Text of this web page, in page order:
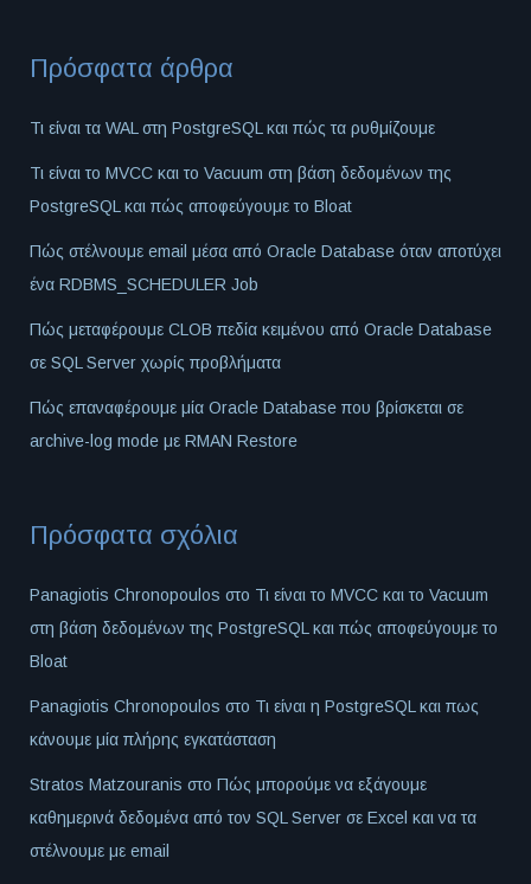
Πρόσφατα άρθρα
Τι είναι τα WAL στη PostgreSQL και πώς τα ρυθμίζουμε
Τι είναι το MVCC και το Vacuum στη βάση δεδομένων της
PostgreSQL και πώς αποφεύγουμε το Bloat
Πώς στέλνουμε email μέσα από Oracle Database όταν αποτύχει
ένα RDBMS_SCHEDULER Job
Πώς μεταφέρουμε CLOB πεδία κειμένου από Oracle Database
σε SQL Server χωρίς προβλήματα
Πώς επαναφέρουμε μία Oracle Database που βρίσκεται σε
archive-log mode με RMAN Restore
Πρόσφατα σχόλια
Panagiotis Chronopoulos στο Τι είναι το MVCC και το Vacuum
στη βάση δεδομένων της PostgreSQL και πώς αποφεύγουμε το
Bloat
Panagiotis Chronopoulos στο Τι είναι η PostgreSQL και πως
κάνουμε μία πλήρης εγκατάσταση
Stratos Matzouranis στο Πώς μπορούμε να εξάγουμε
καθημερινά δεδομένα από τον SQL Server σε Excel και να τα
στέλνουμε με email